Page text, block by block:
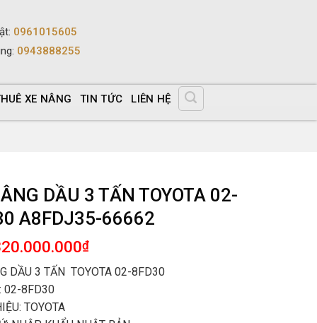
: 0961015605
: 0943888255
XE NÂNG TIN TỨC LIÊN HỆ
DẦU 3 TẤN TOYOTA 02-
A8FDJ35-66662
₫
DẦU 3 TẤN TOYOTA 02-8FD30
02-8FD30
TOYOTA